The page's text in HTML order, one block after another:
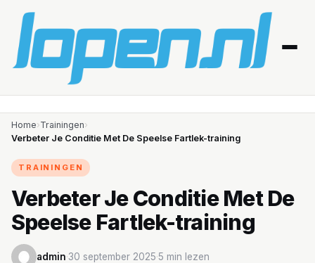
Home
Gezondheid
Producten
Home›Trainingen›
Verbeter Je Conditie Met De Speelse Fartlek-training
TRAININGEN
Verbeter Je Conditie Met De
Speelse Fartlek-training
admin·30 september 2025·5 min lezen